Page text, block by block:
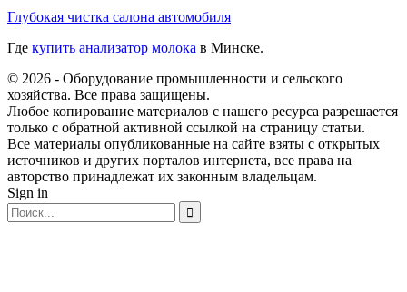
Глубокая чистка салона автомобиля
Где купить анализатор молока в Минске.
© 2026 - Оборудование промышленности и сельского
хозяйства. Все права защищены.
Любое копирование материалов с нашего ресурса разрешается
только с обратной активной ссылкой на страницу статьи.
Все материалы опубликованные на сайте взяты с открытых
источников и других порталов интернета, все права на
авторство принадлежат их законным владельцам.
Sign in